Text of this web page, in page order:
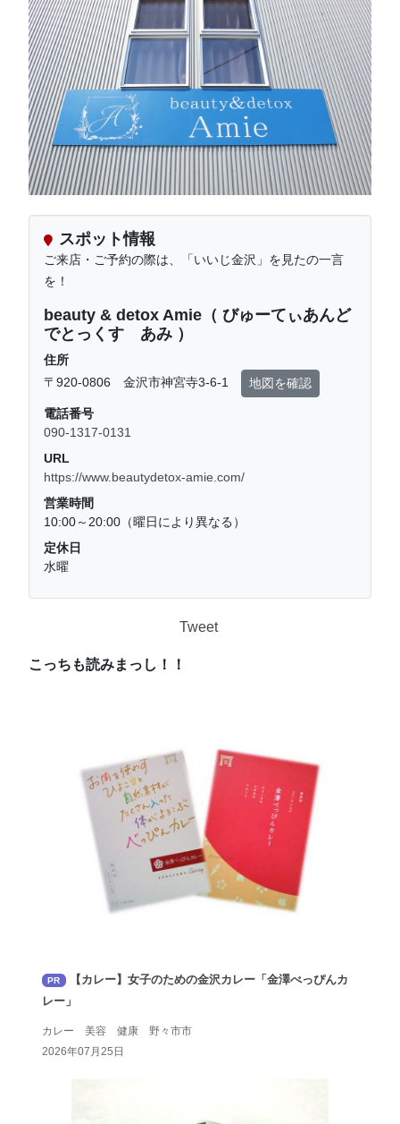
スポット情報
ご来店・ご予約の際は、「いいじ金沢」を見たの一言
を！
beauty & detox Amie（ びゅーてぃあんど
でとっくす あみ ）
住所
〒920-0806 金沢市神宮寺3-6-1
地図を確認
電話番号
090-1317-0131
URL
https://www.beautydetox-amie.com/
営業時間
10:00～20:00（曜日により異なる）
定休日
水曜
Tweet
こっちも読みまっし！！
PR
【カレー】女子のための金沢カレー「金澤べっぴんカ
レー」
カレー 美容 健康 野々市市
2026年07月25日